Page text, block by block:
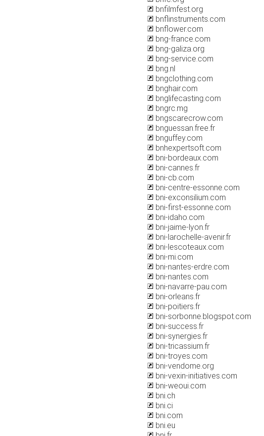
bnfilmfest.org
bnflinstruments.com
bnflower.com
bng-france.com
bng-galiza.org
bng-service.com
bng.nl
bngclothing.com
bnghair.com
bnglifecasting.com
bngrc.mg
bngscarecrow.com
bnguessan.free.fr
bnguffey.com
bnhexpertsoft.com
bni-bordeaux.com
bni-cannes.fr
bni-cb.com
bni-centre-essonne.com
bni-exconsilium.com
bni-first-essonne.com
bni-idaho.com
bni-jaime-lyon.fr
bni-larochelle-avenir.fr
bni-lescoteaux.com
bni-mi.com
bni-nantes-erdre.com
bni-nantes.com
bni-navarre-pau.com
bni-orleans.fr
bni-poitiers.fr
bni-sorbonne.blogspot.com
bni-success.fr
bni-synergies.fr
bni-tricassium.fr
bni-troyes.com
bni-vendome.org
bni-vexin-initiatives.com
bni-weoui.com
bni.ch
bni.ci
bni.com
bni.eu